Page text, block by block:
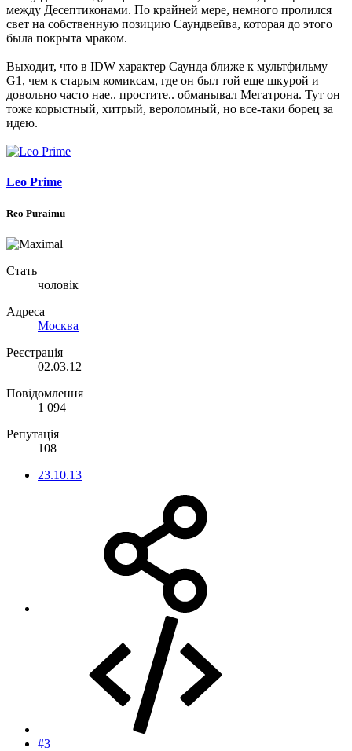
между Десептиконами. По крайней мере, немного пролился
свет на собственную позицию Саундвейва, которая до этого
была покрыта мраком.
Выходит, что в IDW характер Саунда ближе к мультфильму
G1, чем к старым комиксам, где он был той еще шкурой и
довольно часто нае.. простите.. обманывал Мегатрона. Тут он
тоже корыстный, хитрый, вероломный, но все-таки борец за
идею.
Leo Prime
Reo Puraimu
Стать
чоловік
Адреса
Москва
Реєстрація
02.03.12
Повідомлення
1 094
Репутація
108
23.10.13
#3